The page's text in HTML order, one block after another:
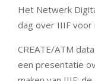
Het Netwerk
dag over IIIF voor
CREATE/ATM
een presentatie